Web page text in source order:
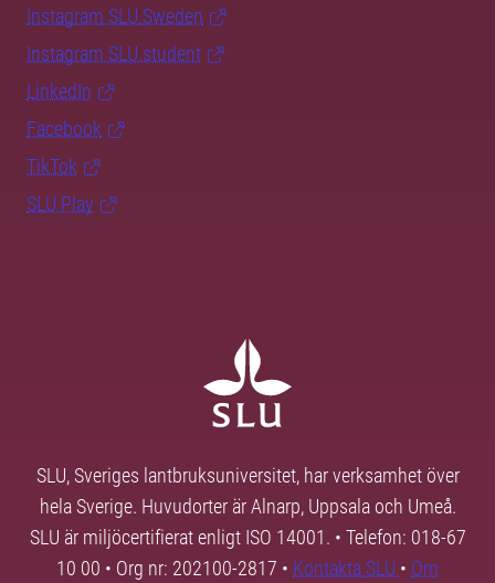
Instagram SLU.Sweden
Instagram SLU.student
LinkedIn
Facebook
TikTok
SLU Play
SLU, Sveriges lantbruksuniversitet, har verksamhet över
hela Sverige. Huvudorter är Alnarp, Uppsala och Umeå.
SLU är miljöcertifierat enligt ISO 14001. • Telefon: 018-67
10 00 • Org nr: 202100-2817 • Kontakta SLU • Om